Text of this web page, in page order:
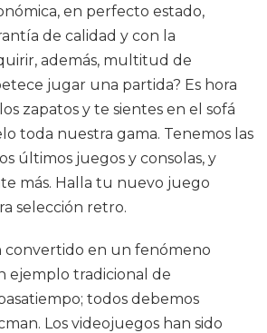
en perfecto estado,
de calidad y con la
además, multitud de
jugar una partida? Es hora
zapatos y te sientes en el sofá
toda nuestra gama. Tenemos las
últimos juegos y consolas, y
más. Halla tu nuevo juego
selección retro.
convertido en un fenómeno
ejemplo tradicional de
todos debemos
Los videojuegos han sido